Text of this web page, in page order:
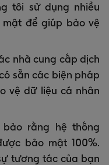
tôi sử dụng nhiều
để giúp bảo vệ
nhà cung cấp dịch
sẵn các biện pháp
vệ dữ liệu cá nhân
rằng hệ thống
bảo mật 100%.
tương tác của bạn